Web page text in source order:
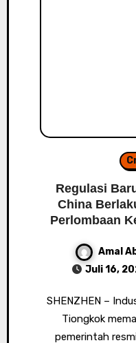
Regulasi
China
Perlombaan
Amal
Juli 16,
SHENZHEN – Industri kendaraan listrik (EV) di
Tiongkok
pemerintah